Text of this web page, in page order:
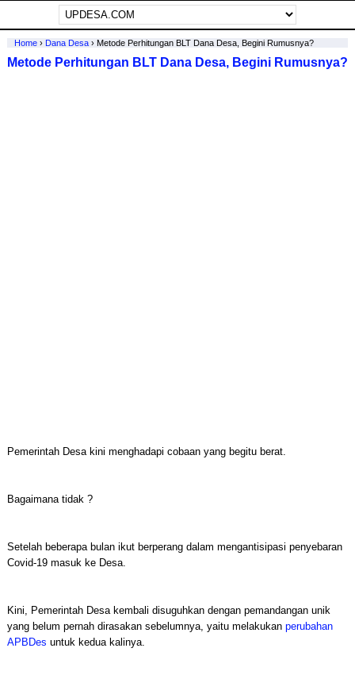
Home› Dana Desa› Metode Perhitungan BLT Dana Desa, Begini Rumusnya?
Metode Perhitungan BLT Dana Desa, Begini Rumusnya?
Pemerintah Desa kini menghadapi cobaan yang begitu berat.
Bagaimana tidak ?
Setelah beberapa bulan ikut berperang dalam mengantisipasi penyebaran
Covid-19 masuk ke Desa.
Kini, Pemerintah Desa kembali disuguhkan dengan pemandangan unik
yang belum pernah dirasakan sebelumnya, yaitu melakukan perubahan
APBDes untuk kedua kalinya.